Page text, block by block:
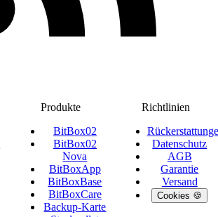
Produkte
BitBox02
BitBox02
Nova
BitBoxApp
BitBoxBase
BitBoxCare
Backup-Karte
Richtlinien
Datenschutz
AGB
Garantie
Versand
Cookies 🍪